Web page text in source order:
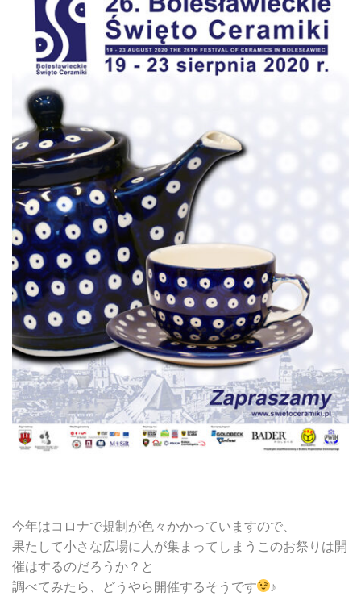
今年はコロナで規制が色々かかっていますので、
果たして小さな広場に人が集まってしまうこのお祭りは開
催はするのだろうか？と
調べてみたら、どうやら開催するそうです
♪